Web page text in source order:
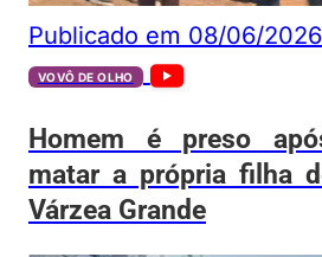
Publicado em 08/06/2026
VOVÔ DE OLHO
Homem é preso
matar a própria filha
Várzea Grande